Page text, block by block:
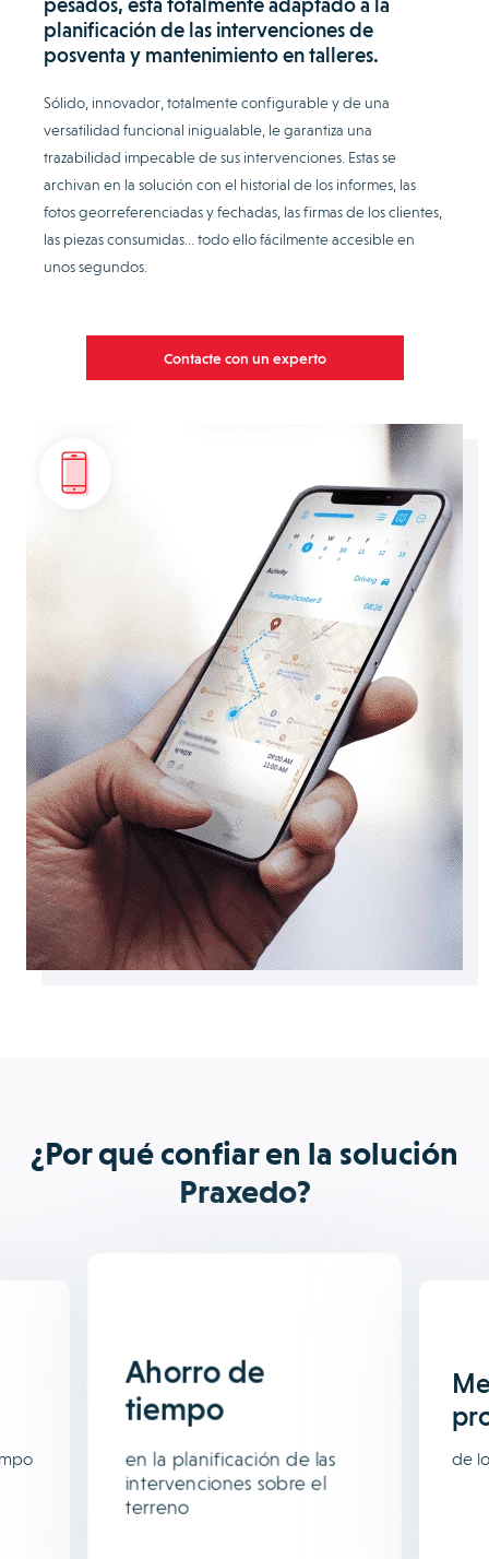
planificación de las intervenciones de
posventa y mantenimiento en talleres.
Sólido, innovador, totalmente configurable y de una
versatilidad funcional inigualable, le garantiza una
trazabilidad impecable de sus intervenciones. Estas se
archivan en la solución con el historial de los informes, las
fotos georreferenciadas y fechadas, las firmas de los clientes,
las piezas consumidas… todo ello fácilmente accesible en
unos segundos.
Contacte con un experto
¿Por qué confiar en la solución
Praxedo?
Ahorro de
tiempo
en la planificación de las
intervenciones sobre el
terreno
de